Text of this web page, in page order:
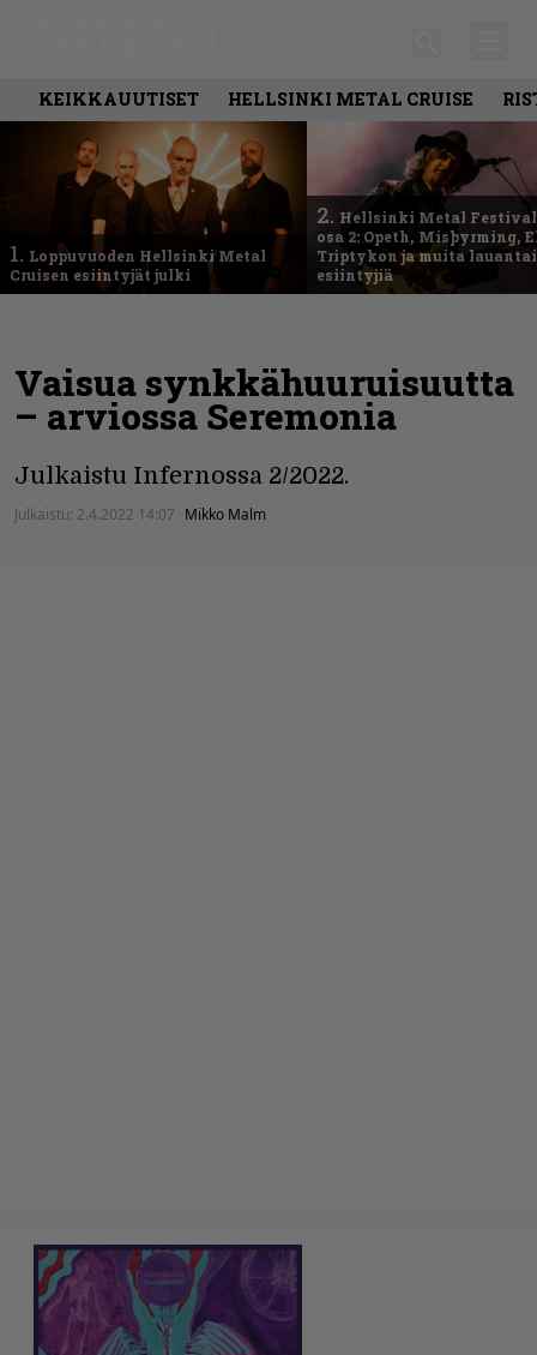
KEIKKAUUTISET HELLSINKI METAL CRUISE
1. Loppuvuoden Hellsinki Metal
Cruisen esiintyjät julki
2. Hellsinki Metal
osa 2: Opeth, Misþyrming,
Triptykon ja muita
esiintyjiä
Vaisua synkkähuuruisuutta
– arviossa Seremonia
Julkaistu Infernossa 2/2022.
Julkaistu: 2.4.2022 14:07 Mikko Malm